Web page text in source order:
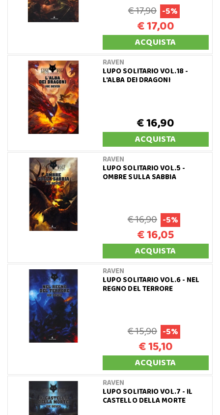
€ 17,90 -5%
€ 17,00
ACQUISTA
RAVEN
LUPO SOLITARIO VOL.18 -
L'ALBA DEI DRAGONI
€ 16,90
ACQUISTA
RAVEN
LUPO SOLITARIO VOL.5 -
OMBRE SULLA SABBIA
€ 16,90 -5%
€ 16,05
ACQUISTA
RAVEN
LUPO SOLITARIO VOL.6 - NEL
REGNO DEL TERRORE
€ 15,90 -5%
€ 15,10
ACQUISTA
RAVEN
LUPO SOLITARIO VOL.7 - IL
CASTELLO DELLA MORTE